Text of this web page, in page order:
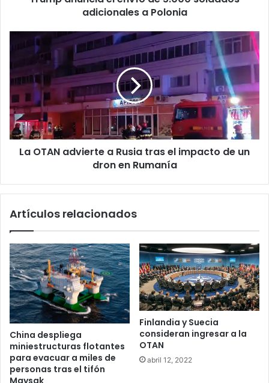
adicionales a Polonia
OTAN
Rusia
el
impacto
de
La OTAN advierte a Rusia tras el impacto de un
dron en Rumanía
Artículos relacionados
China despliega
miniestructuras flotantes
para evacuar a miles de
personas tras el tifón
Finlandia y Suecia
consideran ingresar a la
OTAN
abril 12, 2022